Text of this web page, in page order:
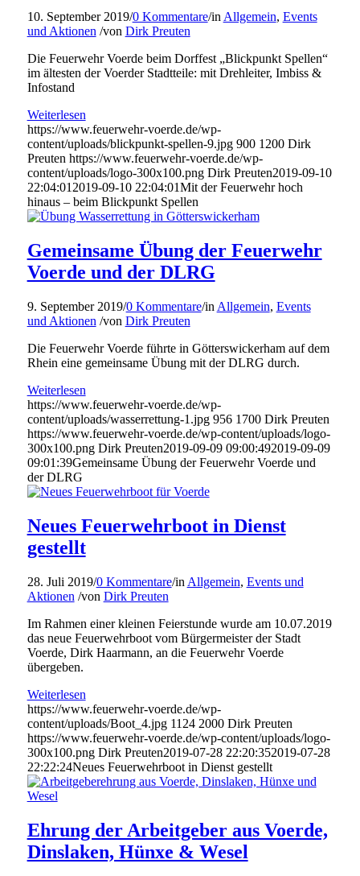
10. September 2019/0 Kommentare/in Allgemein, Events
und Aktionen /von Dirk Preuten
Die Feuerwehr Voerde beim Dorffest „Blickpunkt Spellen“
im ältesten der Voerder Stadtteile: mit Drehleiter, Imbiss &
Infostand
Weiterlesen
https://www.feuerwehr-voerde.de/wp-
content/uploads/blickpunkt-spellen-9.jpg 900 1200 Dirk
Preuten https://www.feuerwehr-voerde.de/wp-
content/uploads/logo-300x100.png Dirk Preuten2019-09-10
22:04:01 2019-09-10 22:04:01Mit der Feuerwehr hoch
hinaus – beim Blickpunkt Spellen
Gemeinsame Übung der Feuerwehr
Voerde und der DLRG
9. September 2019/0 Kommentare/in Allgemein, Events
und Aktionen /von Dirk Preuten
Die Feuerwehr Voerde führte in Götterswickerham auf dem
Rhein eine gemeinsame Übung mit der DLRG durch.
Weiterlesen
https://www.feuerwehr-voerde.de/wp-
content/uploads/wasserrettung-1.jpg 956 1700 Dirk Preuten
https://www.feuerwehr-voerde.de/wp-content/uploads/logo-
300x100.png Dirk Preuten2019-09-09 09:00:492019-09-09
09:01:39Gemeinsame Übung der Feuerwehr Voerde und
der DLRG
Neues Feuerwehrboot in Dienst
gestellt
28. Juli 2019/0 Kommentare/in Allgemein, Events und
Aktionen /von Dirk Preuten
Im Rahmen einer kleinen Feierstunde wurde am 10.07.2019
das neue Feuerwehrboot vom Bürgermeister der Stadt
Voerde, Dirk Haarmann, an die Feuerwehr Voerde
übergeben.
Weiterlesen
https://www.feuerwehr-voerde.de/wp-
content/uploads/Boot_4.jpg 1124 2000 Dirk Preuten
https://www.feuerwehr-voerde.de/wp-content/uploads/logo-
300x100.png Dirk Preuten2019-07-28 22:20:352019-07-28
22:22:24Neues Feuerwehrboot in Dienst gestellt
Ehrung der Arbeitgeber aus Voerde,
Dinslaken, Hünxe & Wesel